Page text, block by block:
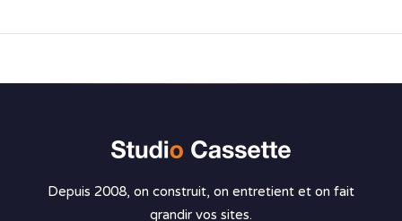
Depuis 2008, on construit, on entretient et on fait
grandir vos sites.